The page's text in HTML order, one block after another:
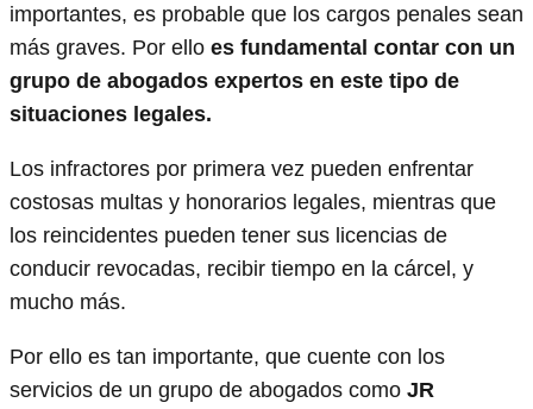
importantes, es probable que los cargos penales sean
más graves. Por ello es fundamental contar con un
grupo de abogados expertos en este tipo de
situaciones legales.
Los infractores por primera vez pueden enfrentar
costosas multas y honorarios legales, mientras que
los reincidentes pueden tener sus licencias de
conducir revocadas, recibir tiempo en la cárcel, y
mucho más.
Por ello es tan importante, que cuente con los
servicios de un grupo de abogados como JR